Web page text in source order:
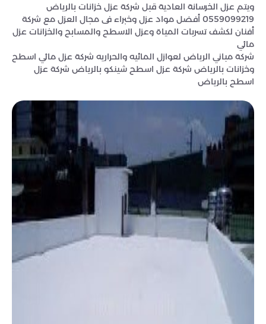
ويتم عزل الخرسانة العادية قبل شركة عزل خزانات بالرياض
0559099219 أفضل مواد عزل وخبراء فى مجال العزل مع شركة
أفنان لكشف تسربات المياة وعزل الاسطح والمسابح والخزانات‎ عزل
مائي
شركة مباني الرياض لعوازل المائيه والحراريه شركة عزل مائي اسطح
وخزانات بالرياض شركة عزل اسطح شينكو بالرياض شركة عزل
اسطح بالرياض